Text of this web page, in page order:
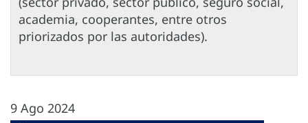
academia, cooperantes, entre otros
priorizados por las autoridades).
9 Ago 2024